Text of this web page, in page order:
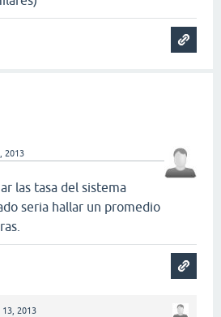
2013
las tasa del sistema
seria hallar un promedio
13, 2013